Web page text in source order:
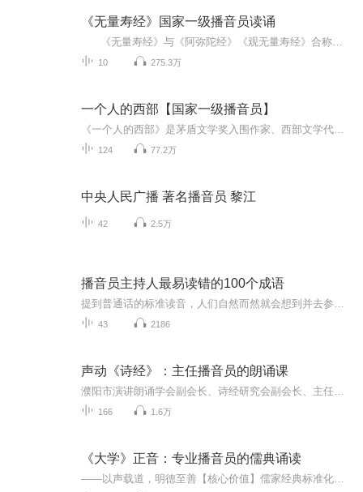
《无量寿经》国家一级播音员读诵
10 275.3万
一个人的西部【国家一级播音员】
124 77.2万
中央人民广播 著名播音员 黎江
42 2.5万
播音员主持人最易读错的100个成语
43 2186
声动《诗经》：主任播音员的朗诵课
166 1.6万
《大学》正音：专业播音员的儒典诵读